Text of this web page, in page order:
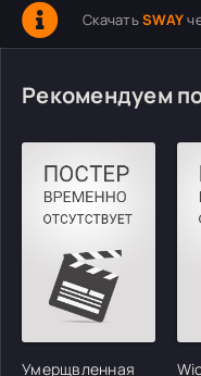
СкачатьSWAY
Рекомендуем
Умерщвленная